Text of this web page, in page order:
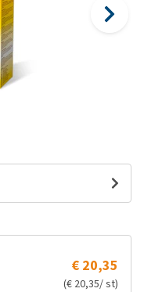
€ 20,35
(€ 20,35/ st)